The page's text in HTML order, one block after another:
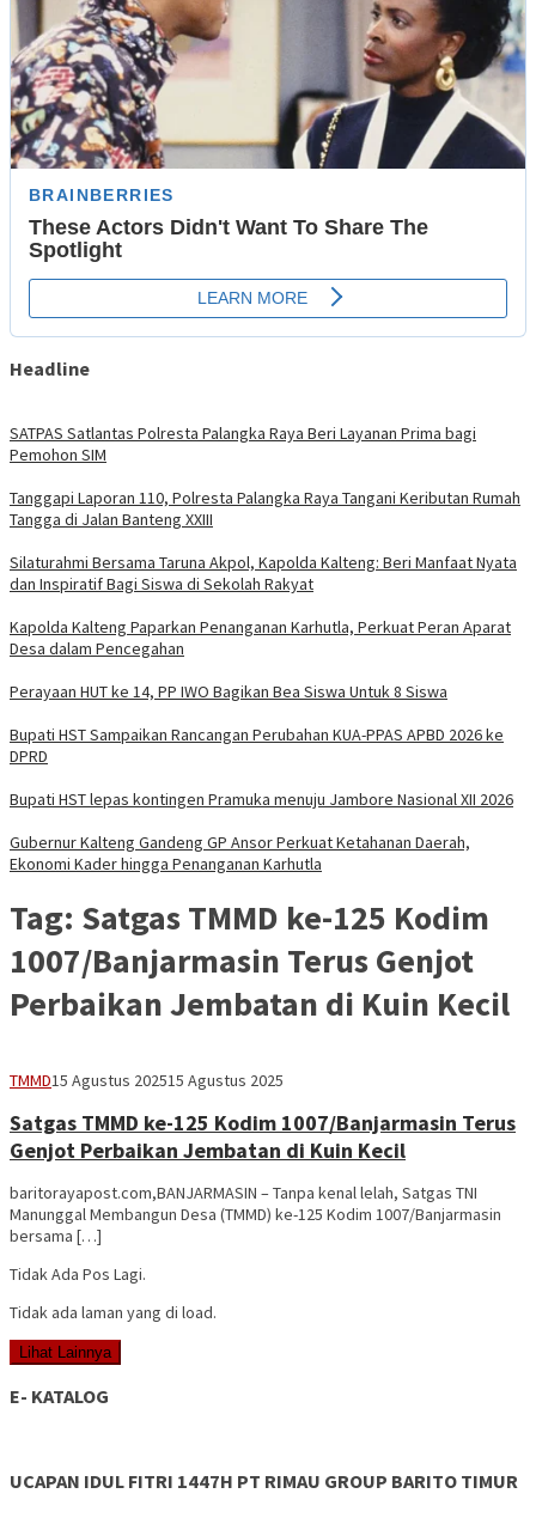
Headline
SATPAS Satlantas Polresta Palangka Raya Beri Layanan Prima bagi
Pemohon SIM
Tanggapi Laporan 110, Polresta Palangka Raya Tangani Keributan Rumah
Tangga di Jalan Banteng XXIII
Silaturahmi Bersama Taruna Akpol, Kapolda Kalteng: Beri Manfaat Nyata
dan Inspiratif Bagi Siswa di Sekolah Rakyat
Kapolda Kalteng Paparkan Penanganan Karhutla, Perkuat Peran Aparat
Desa dalam Pencegahan
Perayaan HUT ke 14, PP IWO Bagikan Bea Siswa Untuk 8 Siswa
Bupati HST Sampaikan Rancangan Perubahan KUA-PPAS APBD 2026 ke
DPRD
Bupati HST lepas kontingen Pramuka menuju Jambore Nasional XII 2026
Gubernur Kalteng Gandeng GP Ansor Perkuat Ketahanan Daerah,
Ekonomi Kader hingga Penanganan Karhutla
Tag: Satgas TMMD ke-125 Kodim
1007/Banjarmasin Terus Genjot
Perbaikan Jembatan di Kuin Kecil
TMMDVananta
15 Agustus 202515 Agustus 2025
Satgas TMMD ke-125 Kodim 1007/Banjarmasin Terus
Genjot Perbaikan Jembatan di Kuin Kecil
baritorayapost.com,BANJARMASIN – Tanpa kenal lelah, Satgas TNI
Manunggal Membangun Desa (TMMD) ke-125 Kodim 1007/Banjarmasin
bersama […]
Tidak Ada Pos Lagi.
Tidak ada laman yang di load.
Lihat Lainnya
E- KATALOG
UCAPAN IDUL FITRI 1447H PT RIMAU GROUP BARITO TIMUR